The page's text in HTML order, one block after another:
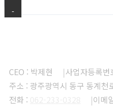
CEO : 박제현 |사업자등록
주소 : 광주광역시 동구 동계
전화 :
|이메